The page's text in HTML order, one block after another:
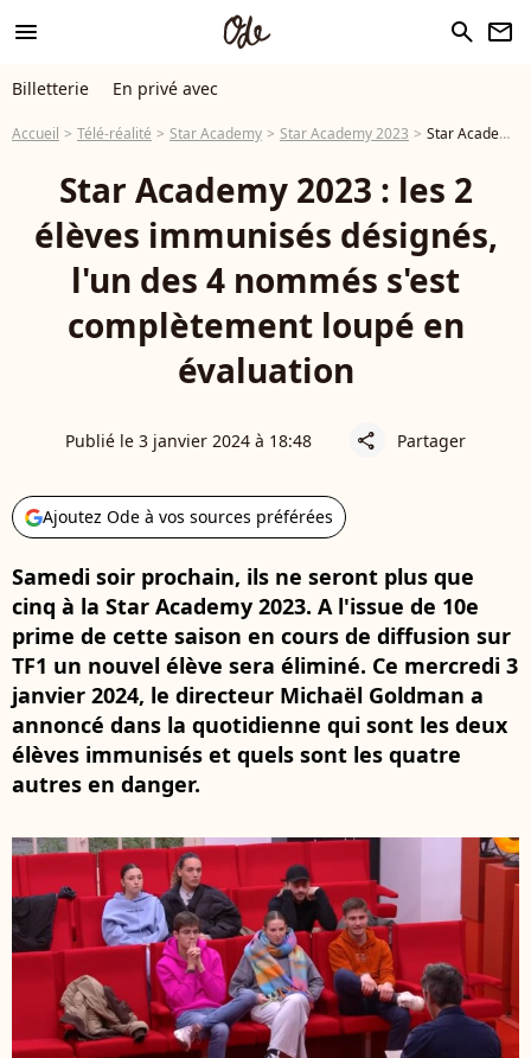
menu search newsletter
Billetterie En privé avec
Accueil Télé-réalité Star Academy Star Academy 2023 Star Academy 2023 : Pierre parmi les nommés, qui sont les deux élèves immunisés ?
Star Academy 2023 : les 2
élèves immunisés désignés,
l'un des 4 nommés s'est
complètement loupé en
évaluation
Publié le 3 janvier 2024 à 18:48 share Partager
Ajoutez Ode à vos sources préférées
Samedi soir prochain, ils ne seront plus que
cinq à la Star Academy 2023. A l'issue de 10e
prime de cette saison en cours de diffusion sur
TF1 un nouvel élève sera éliminé. Ce mercredi 3
janvier 2024, le directeur Michaël Goldman a
annoncé dans la quotidienne qui sont les deux
élèves immunisés et quels sont les quatre
autres en danger.